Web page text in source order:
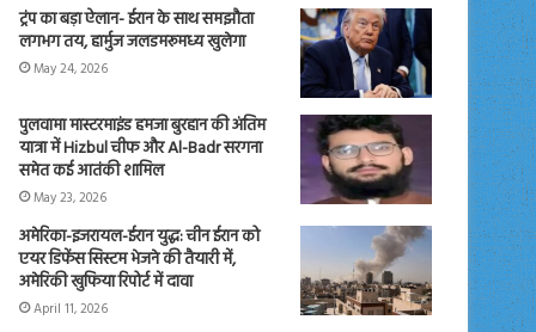
ट्रंप का बड़ा ऐलान- ईरान के साथ समझौता
लगभग तय, हार्मुज जलडमरूमध्य खुलेगा
May 24, 2026
पुलवामा मास्टरमाइंड हमजा बुरहान की अंतिम
यात्रा में Hizbul चीफ और Al-Badr सरगना
समेत कई आतंकी शामिल
May 23, 2026
अमेरिका-इजरायल-ईरान युद्ध: चीन ईरान को
एयर डिफेंस सिस्टम भेजने की तैयारी में,
अमेरिकी खुफिया रिपोर्ट में दावा
April 11, 2026